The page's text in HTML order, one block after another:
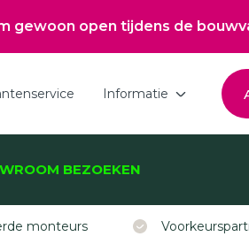
open tijdens de bouwvak, do &
Informatie
Nieuwsoverzicht
BEZOEKEN
monteurs
-deuren,